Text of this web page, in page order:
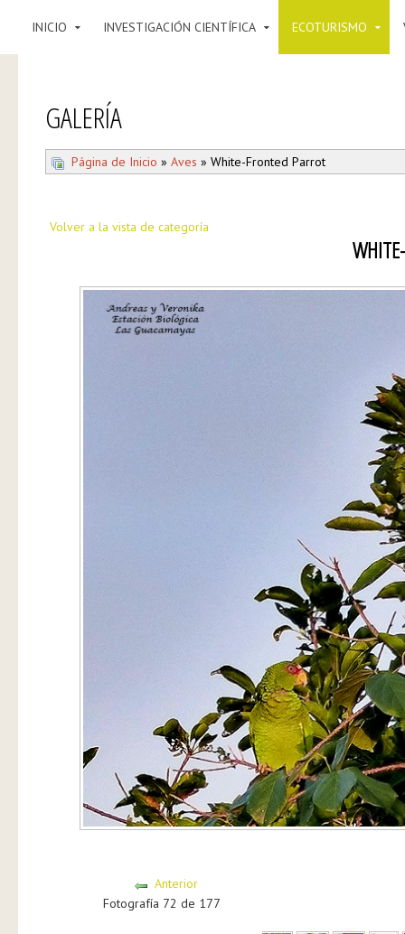
INICIO INVESTIGACIÓN CIENTÍFICA ECOTURISMO
GALERÍA
Página de Inicio » Aves » White-Fronted Parrot
Volver a la vista de categoría
Anterior
Fotografía 72 de 177